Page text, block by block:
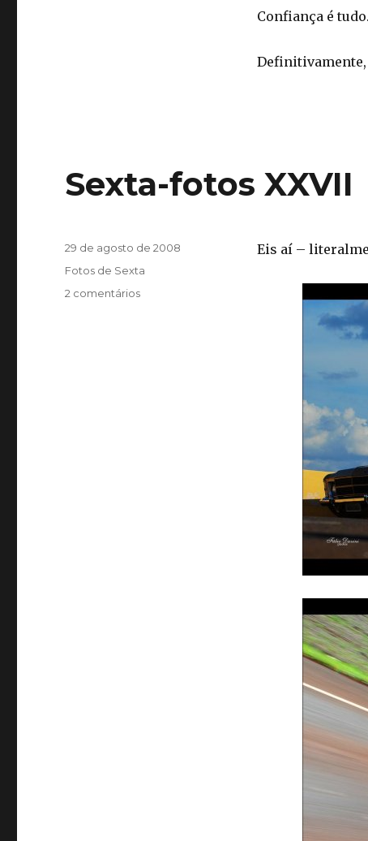
Confiança é tudo.
Sexta-fotos XXVII
Eis aí –
Publicado
29 de agosto de 2008
Categorias
Fotos de Sexta
2 comentáriosem